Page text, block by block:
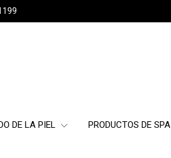
DE LA PIEL PRODUCTOS DE SPA